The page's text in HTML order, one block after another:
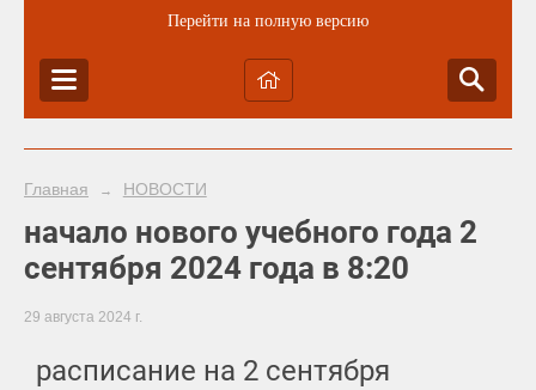
Перейти на полную версию
Главная → НОВОСТИ
начало нового учебного года 2
сентября 2024 года в 8:20
29 августа 2024 г.
расписание на 2 сентября